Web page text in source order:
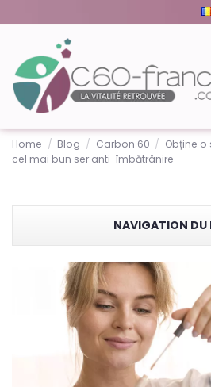
Home Blog Carbon 60
Obține o
cel mai bun ser anti-îmbătrânire
NAVIGATION DU